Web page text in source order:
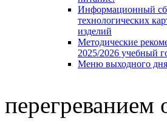
Информационный
технологических
изделий
Методические
2025/2026 учебный
Меню выходного дня
перегреванием